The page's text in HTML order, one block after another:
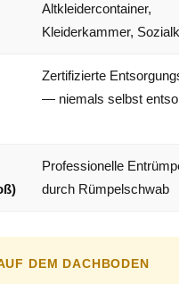
Altkleidercontainer,
Kleiderkammer,
Zertifizierte
— niemals selbst
Professionelle
durch Rümpelschwab
DEM DACHBODEN